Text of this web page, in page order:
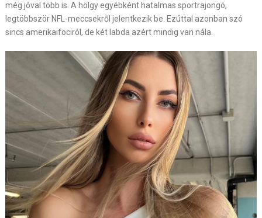
még jóval több is. A hölgy egyébként hatalmas sportrajongó,
legtöbbször NFL-meccsekről jelentkezik be. Ezúttal azonban szó
sincs amerikaifociról, de két labda azért mindig van nála.